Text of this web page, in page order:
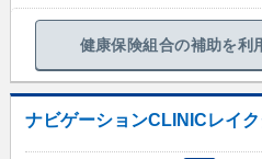
健康保険組合の補助を利
ナビゲーションCLINICレイ